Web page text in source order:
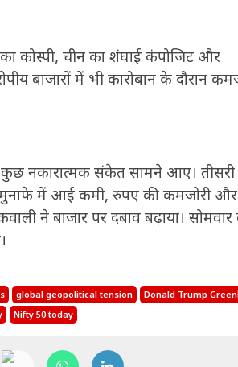
का कोस्पी, चीन का शंघाई कंपोजिट और
बाजारों में भी कारोबान के दौरान
नकारात्मक संकेत सामने आए। तीसरी
मुनाफे में आई कमी, रुपए की कमजोरी और
ने बाजार पर दबाव बढ़ाया। सोमवार
global geopolitical tension
Donald Trump
Nifty 50 today